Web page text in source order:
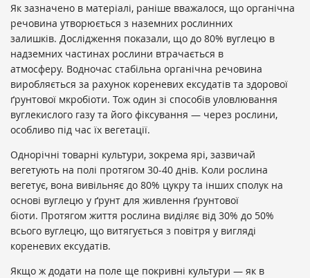
Як зазначено в матеріалі, раніше вважалося, що органічна
речовина утворюється з наземних рослинних
залишків. Дослідження показали, що до 80% вуглецю в
надземних частинах рослини втрачається в
атмосферу. Водночас стабільна органічна речовина
виробляється за рахунок кореневих ексудатів та здорової
ґрунтової мкробіоти. Тож один зі способів уловлювання
вуглекислого газу та його фіксування — через рослини,
особливо під час їх вегетації.
Однорічні товарні культури, зокрема ярі, зазвичай
вегетують на полі протягом 30-40 днів. Коли рослина
вегетує, вона вивільняє до 80% цукру та інших сполук на
основі вуглецю у ґрунт для живлення ґрунтової
біоти. Протягом життя рослина виділяє від 30% до 50%
всього вуглецю, що витягується з повітря у вигляді
кореневих ексудатів.
Якщо ж додати на поле ще покривні культури — як в